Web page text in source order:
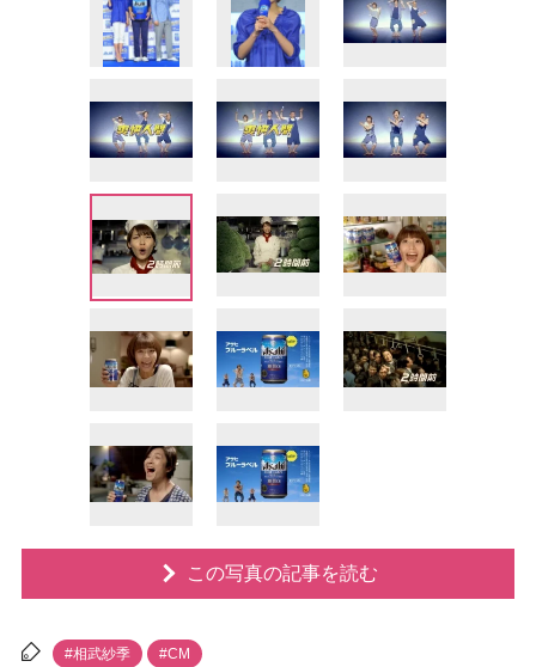
この写真の記事を読む
#相武紗季 #CM